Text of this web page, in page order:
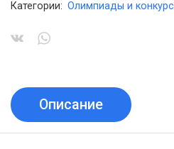
Категории: Олимпиады и
Описание